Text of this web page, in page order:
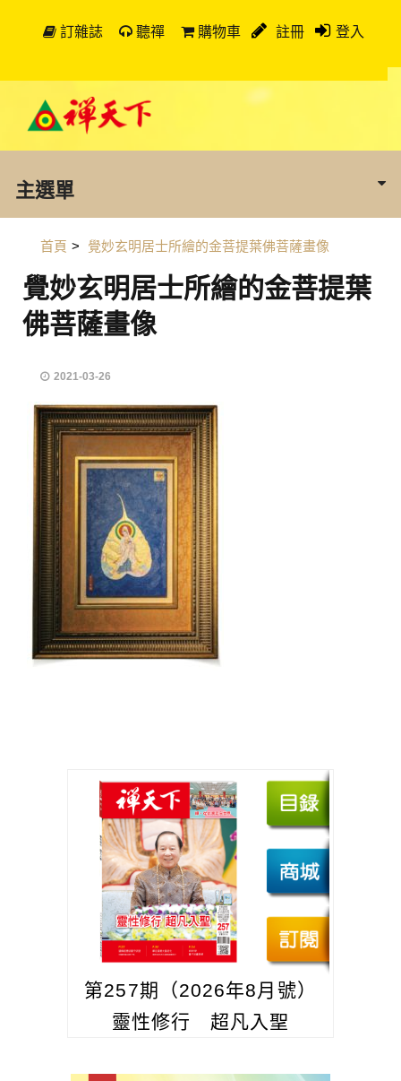
訂雜誌 聽禪 購物車 註冊 登入
主選單
首頁 > 覺妙玄明居士所繪的金菩提葉佛菩薩畫像
覺妙玄明居士所繪的金菩提葉
佛菩薩畫像
2021-03-26
第257期（2026年8月號）
靈性修行 超凡入聖